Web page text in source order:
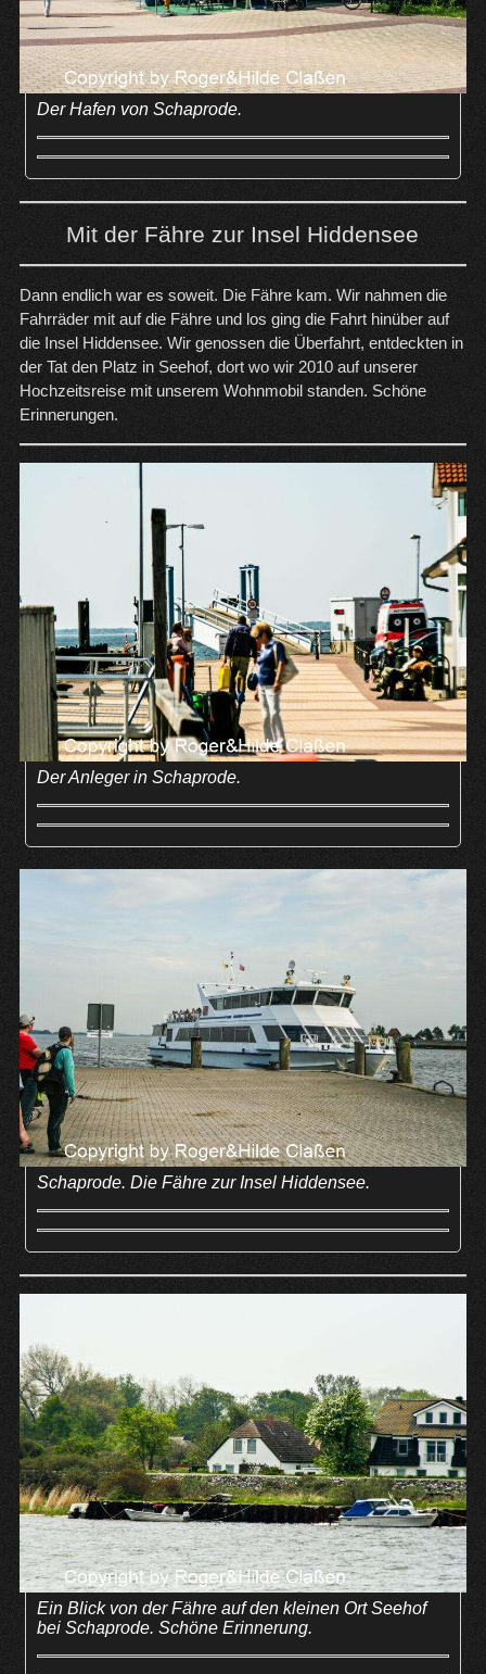
Der Hafen von Schaprode.
Mit der Fähre zur Insel Hiddensee
Dann endlich war es soweit. Die Fähre kam. Wir nahmen die
Fahrräder mit auf die Fähre und los ging die Fahrt hinüber auf
die Insel Hiddensee. Wir genossen die Überfahrt, entdeckten in
der Tat den Platz in Seehof, dort wo wir 2010 auf unserer
Hochzeitsreise mit unserem Wohnmobil standen. Schöne
Erinnerungen.
Der Anleger in Schaprode.
Schaprode. Die Fähre zur Insel Hiddensee.
Ein Blick von der Fähre auf den kleinen Ort Seehof
bei Schaprode. Schöne Erinnerung.